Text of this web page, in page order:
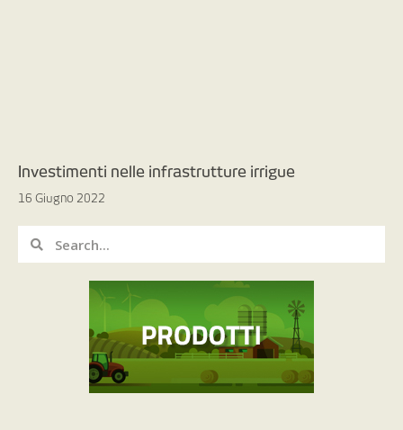
Investimenti nelle infrastrutture irrigue
16 Giugno 2022